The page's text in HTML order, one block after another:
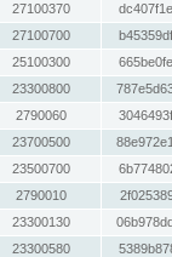
27100370
27100700
25100300
23300800
2790060
23700500
23500700
2790010
23300130
23300580